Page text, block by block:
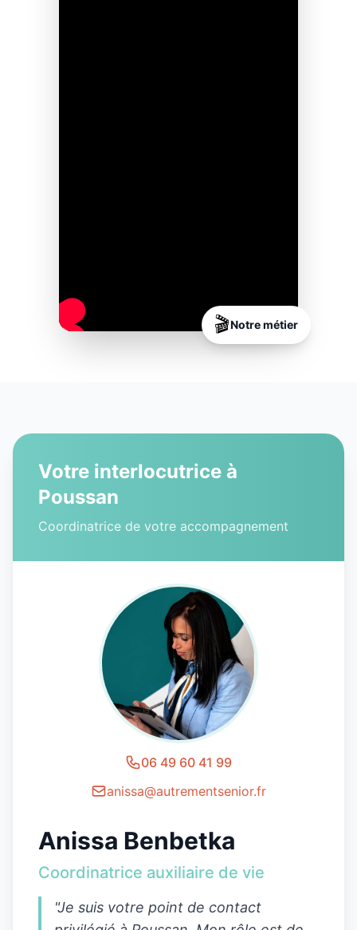
🎬Notre métier
Votre interlocutrice à
Poussan
Coordinatrice de votre accompagnement
06 49 60 41 99
anissa@autrementsenior.fr
Anissa Benbetka
Coordinatrice auxiliaire de vie
"Je suis votre point de contact